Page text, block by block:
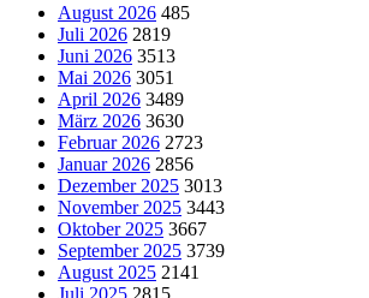
August 2026 485
Juli 2026 2819
Juni 2026 3513
Mai 2026 3051
April 2026 3489
März 2026 3630
Februar 2026 2723
Januar 2026 2856
Dezember 2025 3013
November 2025 3443
Oktober 2025 3667
September 2025 3739
August 2025 2141
Juli 2025 2815